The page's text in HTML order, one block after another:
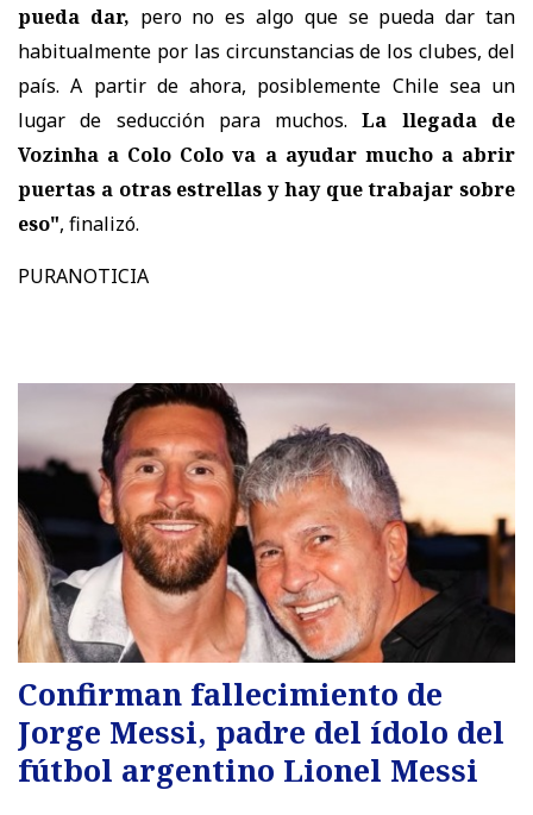
pueda dar, pero no es algo que se pueda dar tan
habitualmente por las circunstancias de los clubes, del
país. A partir de ahora, posiblemente Chile sea un
lugar de seducción para muchos.La llegada de
Vozinha a Colo Colo va a ayudar mucho a abrir
puertas a otras estrellas y hay que trabajar sobre
eso", finalizó.
PURANOTICIA
Confirman fallecimiento de
Jorge Messi, padre del ídolo del
fútbol argentino Lionel Messi